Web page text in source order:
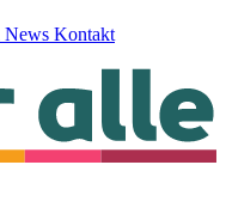
News Kontakt